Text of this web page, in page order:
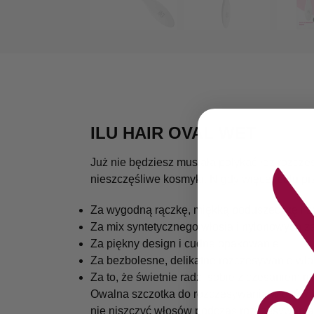
ILU HAIR OVAL WET
Już nie będziesz musiała połykać łez
nieszczęśliwe kosmyki. Nigdy więcej bólu
Za wygodną rączkę, miękką poduszeczkę i
Za mix syntetycznego włosia i nylonowych
Za piękny design i cudne opakowanie
Za bezbolesne, delikatne rozczesywanie
Za to, że świetnie radzi sobie z czesaniem
Owalna szczotka do rozczesywania włosów
nie niszczyć włosów podczas